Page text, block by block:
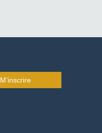
M’inscrire